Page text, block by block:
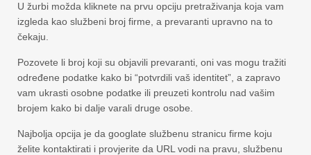
U žurbi možda kliknete na prvu opciju pretraživanja koja vam
izgleda kao službeni broj firme, a prevaranti upravno na to
čekaju.
Pozovete li broj koji su objavili prevaranti, oni vas mogu tražiti
određene podatke kako bi “potvrdili vaš identitet”, a zapravo
vam ukrasti osobne podatke ili preuzeti kontrolu nad vašim
brojem kako bi dalje varali druge osobe.
Najbolja opcija je da googlate službenu stranicu firme koju
želite kontaktirati i provjerite da URL vodi na pravu, službenu